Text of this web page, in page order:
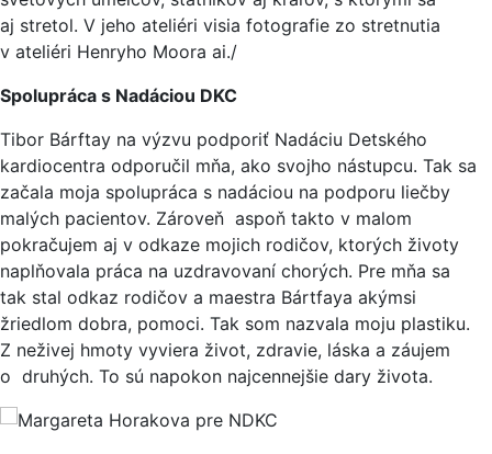
aj stretol. V jeho ateliéri visia fotografie zo stretnutia
v ateliéri Henryho Moora ai./
Spolupráca s Nadáciou DKC
Tibor Bárftay na výzvu podporiť Nadáciu Detského
kardiocentra odporučil mňa, ako svojho nástupcu. Tak sa
začala moja spolupráca s nadáciou na podporu liečby
malých pacientov. Zároveň aspoň takto v malom
pokračujem aj v odkaze mojich rodičov, ktorých životy
naplňovala práca na uzdravovaní chorých. Pre mňa sa
tak stal odkaz rodičov a maestra Bártfaya akýmsi
žriedlom dobra, pomoci. Tak som nazvala moju plastiku.
Z neživej hmoty vyviera život, zdravie, láska a záujem
o druhých. To sú napokon najcennejšie dary života.